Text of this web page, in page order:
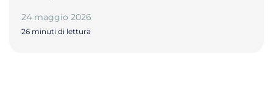
24 maggio 2026
26 minuti di lettura